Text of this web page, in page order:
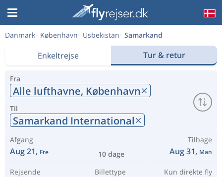
Danmark København Usbekistan Samarkand
Enkeltrejse Tur & retur
Fra
Alle lufthavne, København
Til
Samarkand International
Afgang
Aug 21, Fre 10 dage
Tilbage
Aug 31, Man
Rejsende Billettype Kun direkte fly